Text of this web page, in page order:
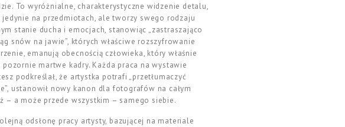
To wyróżnialne, charakterystyczne widzenie detalu,
na przedmiotach, ale tworzy swego rodzaju
stanie ducha i emocjach, stanowiąc „zastraszająco
snów na jawie”, których właściwe rozszyfrowanie
emanują obecnością człowieka, który właśnie
martwe kadry. Każda praca na wystawie
podkreślał, że artystka potrafi „przetłumaczyć
ustanowił nowy kanon dla fotografów na całym
a może przede wszystkim – samego siebie.
odsłonę pracy artysty, bazującej na materiale